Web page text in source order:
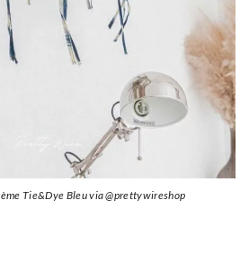
Tie&Dye Bleu via @prettywireshop